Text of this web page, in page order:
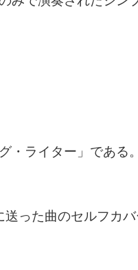
・ライター」である
った曲のセルフカ